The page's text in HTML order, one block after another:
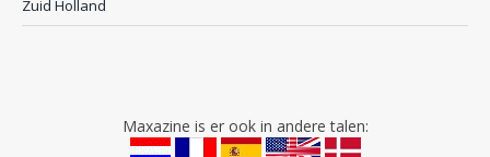
Zuid Holland
Maxazine is er ook in andere talen: